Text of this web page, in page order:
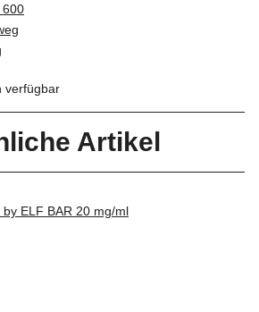
600
verfügbar
Artikel